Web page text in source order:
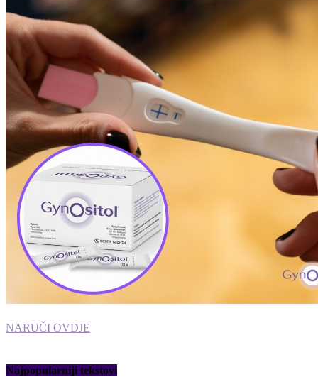
NARUČI OVDJE
Najpopularniji tekstovi